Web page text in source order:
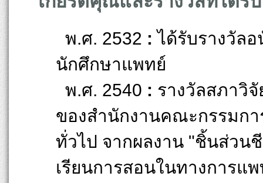
พ.ศ. 2532 :ได้รับรางวัล
นักศึกษาแพทย์
พ.ศ. 2540 : รางวัลสภาวิ
ของสำนักงานคณะกรรมกา
ทั่วไป จากผลงาน "ชิ้นส่วน
เรียนการสอนในทางการแ